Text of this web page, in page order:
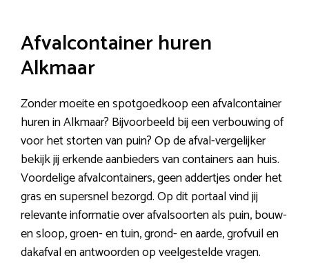
Afvalcontainer huren
Alkmaar
Zonder moeite en spotgoedkoop een afvalcontainer
huren in Alkmaar? Bijvoorbeeld bij een verbouwing of
voor het storten van puin? Op de afval-vergelijker
bekijk jij erkende aanbieders van containers aan huis.
Voordelige afvalcontainers, geen addertjes onder het
gras en supersnel bezorgd. Op dit portaal vind jij
relevante informatie over afvalsoorten als puin, bouw-
en sloop, groen- en tuin, grond- en aarde, grofvuil en
dakafval en antwoorden op veelgestelde vragen.